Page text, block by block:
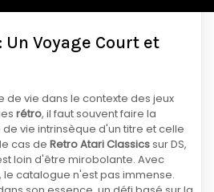
Un Voyage Court et
de vie dans le contexte des jeux
rétro, il faut souvent faire la
vie intrinsèque d'un titre et celle
cas de Retro Atari Classicssur DS,
loin d'être mirobolante. Avec
le catalogue n'est pas immense.